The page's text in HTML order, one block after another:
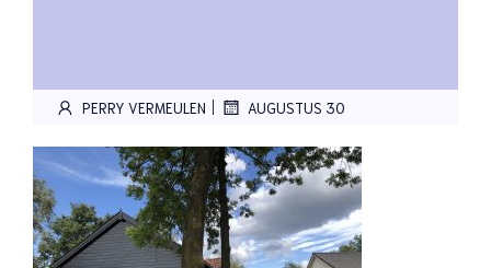
PERRY VERMEULEN | AUGUSTUS 30